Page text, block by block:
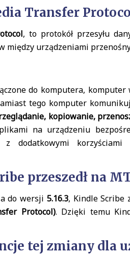
Transfer
, to protokół przesyłu
urządzeniami
do komputera,
tego komputer
kopiowanie,
na urządzeniu
dodatkowymi korzyściami
przeszedł na
do wersji 5.16.3, Kindle Scribe
Protocol). Dzięki temu
tej zmiany dla